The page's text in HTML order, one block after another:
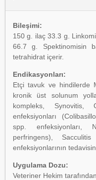
Bileşimi:
150 g. ilaç 33.3 g.
66.7 g. Spektinomisin
tetrahidrat içerir.
Endikasyonları:
Etçi tavuk ve hindilerde
kronik üst solunum
kompleks, Synovitis,
enfeksiyonları
spp. enfeksiyonları,
perfringens),
enfeksiyonlarının
Uygulama Dozu:
Veteriner Hekim